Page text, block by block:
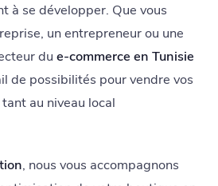
à se développer. Que vous
un entrepreneur ou une
du e-commerce en Tunisie
de possibilités pour vendre vos
au niveau local
, nous vous accompagnons